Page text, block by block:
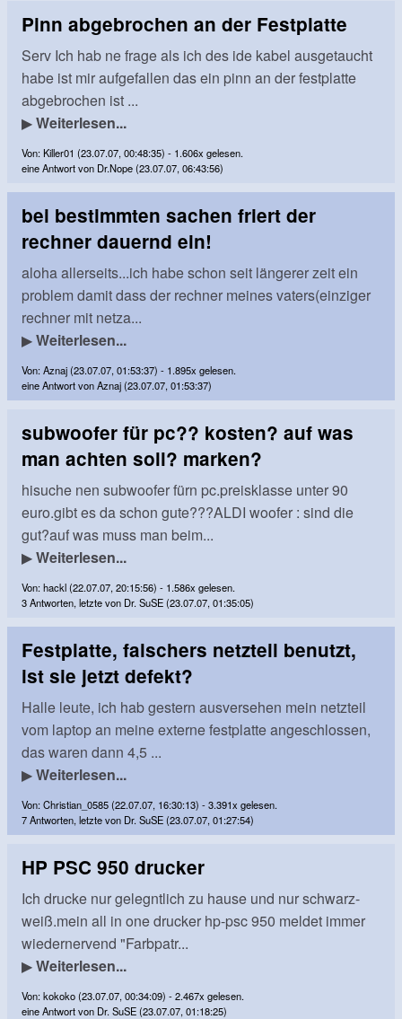
Pinn abgebrochen an der Festplatte
Serv Ich hab ne frage als ich des ide kabel ausgetaucht
habe ist mir aufgefallen das ein pinn an der festplatte
abgebrochen ist ...
▶Weiterlesen...
Von: Killer01 (23.07.07, 00:48:35) - 1.606x gelesen.
eine Antwort von Dr.Nope (23.07.07, 06:43:56)
bei bestimmten sachen friert der
rechner dauernd ein!
aloha allerseits...ich habe schon seit längerer zeit ein
problem damit dass der rechner meines vaters(einziger
rechner mit netza...
▶Weiterlesen...
Von: Aznaj (23.07.07, 01:53:37) - 1.895x gelesen.
eine Antwort von Aznaj (23.07.07, 01:53:37)
subwoofer für pc?? kosten? auf was
man achten soll? marken?
hisuche nen subwoofer fürn pc.preisklasse unter 90
euro.gibt es da schon gute???ALDI woofer : sind die
gut?auf was muss man beim...
▶Weiterlesen...
Von: hackl (22.07.07, 20:15:56) - 1.586x gelesen.
3 Antworten, letzte von Dr. SuSE (23.07.07, 01:35:05)
Festplatte, falschers netzteil benutzt,
ist sie jetzt defekt?
Halle leute, ich hab gestern ausversehen mein netzteil
vom laptop an meine externe festplatte angeschlossen,
das waren dann 4,5 ...
▶Weiterlesen...
Von: Christian_0585 (22.07.07, 16:30:13) - 3.391x gelesen.
7 Antworten, letzte von Dr. SuSE (23.07.07, 01:27:54)
HP PSC 950 drucker
Ich drucke nur gelegntlich zu hause und nur schwarz-
weiß.mein all in one drucker hp-psc 950 meldet immer
wiedernervend "Farbpatr...
▶Weiterlesen...
Von: kokoko (23.07.07, 00:34:09) - 2.467x gelesen.
eine Antwort von Dr. SuSE (23.07.07, 01:18:25)